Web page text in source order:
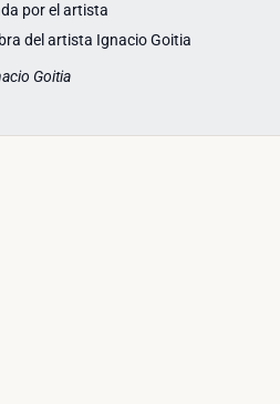
por el artista
del artista Ignacio Goitia
Goitia